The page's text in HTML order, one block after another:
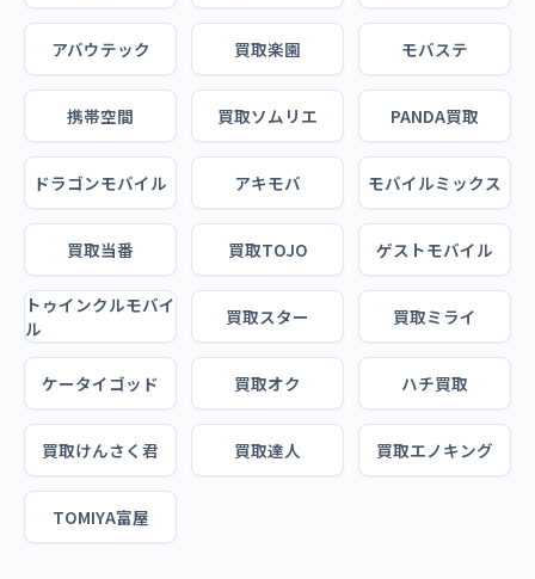
アバウテック 買取楽園 モバステ
携帯空間 買取ソムリエ PANDA買取
ドラゴンモバイル アキモバ モバイルミックス
買取当番 買取TOJO ゲストモバイル
トゥインクルモバイ
ル
買取スター 買取ミライ
ケータイゴッド 買取オク ハチ買取
買取けんさく君 買取達人 買取エノキング
TOMIYA富屋